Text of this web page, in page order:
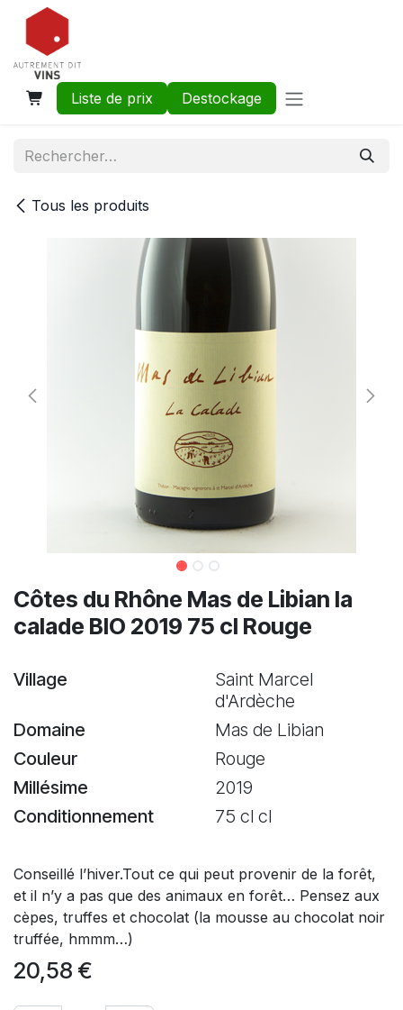
Se rendre au contenu
Liste de prix Destockage
Tous les produits
Côtes du Rhône Mas de Libian la
calade BIO 2019 75 cl Rouge
Village
Saint Marcel
d'Ardèche
Domaine
Mas de Libian
Couleur
Rouge
Millésime
2019
Conditionnement
75 cl cl
Conseillé l’hiver.Tout ce qui peut provenir de la forêt,
et il n’y a pas que des animaux en forêt… Pensez aux
cèpes, truffes et chocolat (la mousse au chocolat noir
truffée, hmmm…)
20,58 €